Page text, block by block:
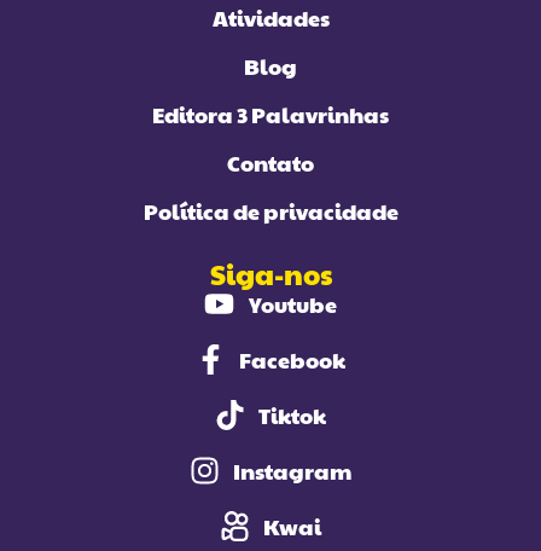
Atividades
Blog
Editora 3 Palavrinhas
Contato
Política de privacidade
Siga-nos
Youtube
Facebook
Tiktok
Instagram
Kwai